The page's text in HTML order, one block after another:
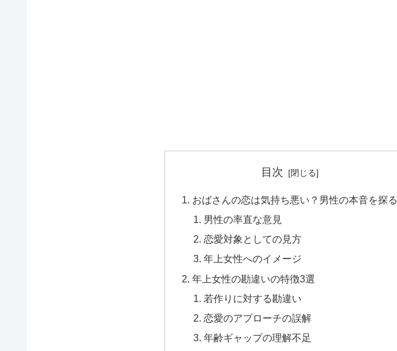
目次
おばさんの恋は気持ち悪い？男性の本音を探る
男性の率直な意見
恋愛対象としての見方
年上女性へのイメージ
年上女性の勘違いの特徴3選
若作りに対する勘違い
恋愛のアプローチの誤解
年齢ギャップの理解不足